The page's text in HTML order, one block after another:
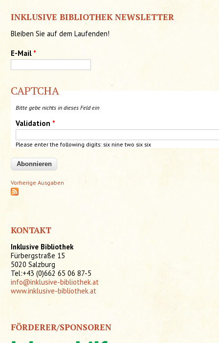
INKLUSIVE BIBLIOTHEK NEWSLETTER
Bleiben Sie auf dem Laufenden!
E-Mail *
CAPTCHA
Bitte gebe nichts in dieses Feld ein
Validation *
Please enter the following digits: six nine two six six
Vorherige Ausgaben
KONTAKT
Inklusive Bibliothek
Fürbergstraße 15
5020 Salzburg
Tel:+43 (0)662 65 06 87-5
info@inklusive-bibliothek.at
www.inklusive-bibliothek.at
FÖRDERER/SPONSOREN